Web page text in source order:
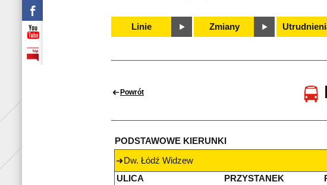
Linie Zmiany
Powrót
PODSTAWOWE KIERUNKI
Dw. Łódź Widzew
ULICA
PRZYSTANEK